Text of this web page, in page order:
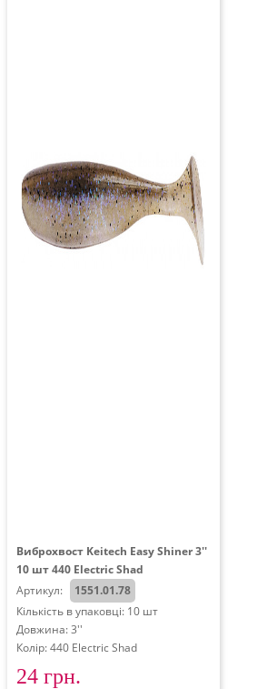
Виброхвост Keitech Easy Shiner 3''
10 шт 440 Electric Shad
Артикул:
1551.01.78
Кількість в упаковці: 10 шт
Довжина: 3''
Колір: 440 Electric Shad
24 грн.